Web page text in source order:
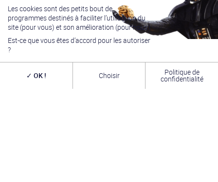
Générations Star Wars
ans la référence
Les cookies sont des petits bout de
programmes destinés à faciliter l’utilisation du
site (pour vous) et son amélioration (pour nous).
Est-ce que vous êtes d’accord pour les autoriser
?
OK ! Choisir Politique de
confidentialité